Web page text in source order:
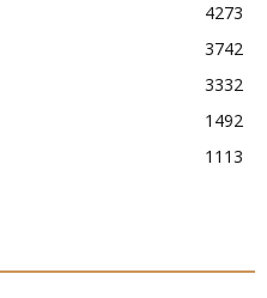
4273
3742
3332
1492
1113